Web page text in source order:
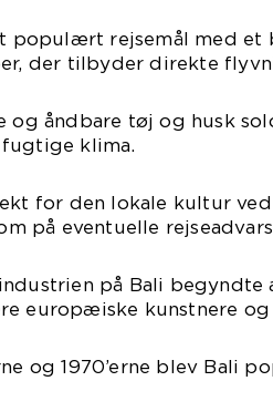
populært rejsemål med et
der tilbyder direkte
og åndbare tøj og husk
klima.
for den lokale kultur
på eventuelle
på Bali
europæiske kunstnere
og 1970’erne blev